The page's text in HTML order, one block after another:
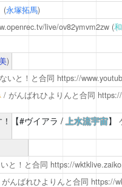
(永塚拓馬)
live/ov82ymvm2zw (
)
いと！と合同 https://
/ がんばれひよりんと合同
！【#ヴイアラ /上水流宇宙】
と！と合同 https://
んばれひよりんと合同 https://